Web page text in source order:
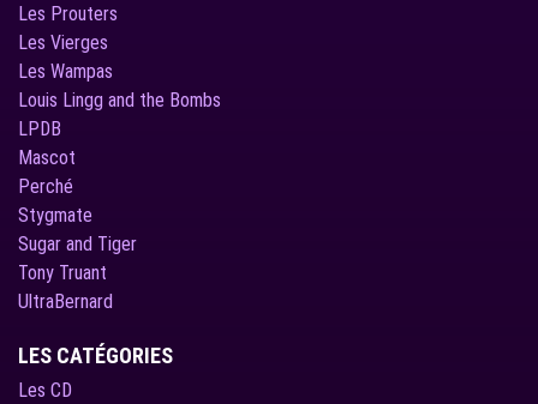
Les Prouters
Les Vierges
Les Wampas
Louis Lingg and the Bombs
LPDB
Mascot
Perché
Stygmate
Sugar and Tiger
Tony Truant
UltraBernard
LES CATÉGORIES
Les CD